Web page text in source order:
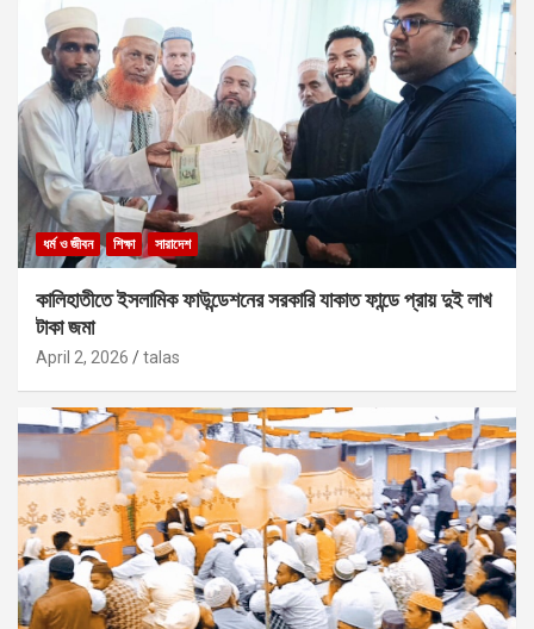
ধর্ম ও জীবন শিক্ষা সারাদেশ
কালিহাতীতে ইসলামিক ফাউন্ডেশনের সরকারি যাকাত ফান্ডে প্রায় দুই লাখ
টাকা জমা
April 2, 2026 talas